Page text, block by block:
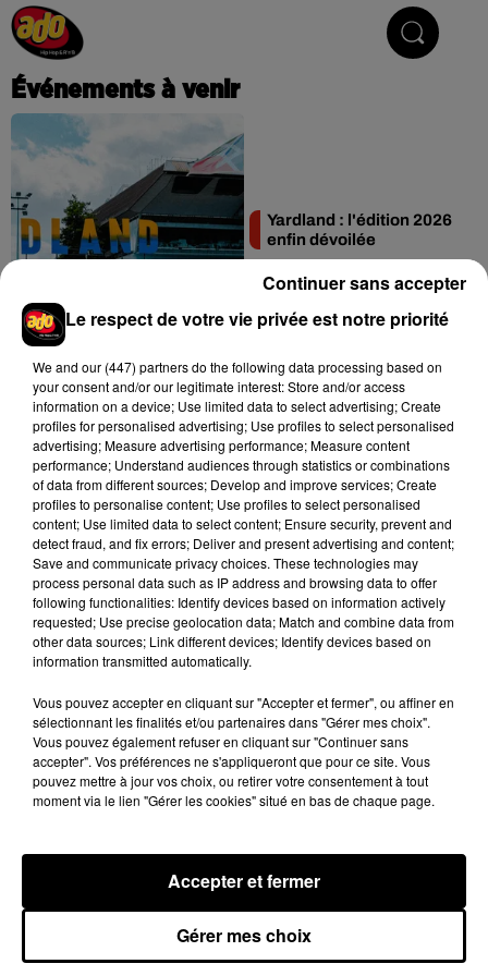
Événements à venir
Yardland : l'édition 2026
enfin dévoilée
Événements passés
CKay en concert au Bataclan ce 19
novembre avec Ado !
Hallnaywood
court-
+ D'ÉVÉNEMENTS PASSÉS
DesignOlivier
Le respect de votre vie privée est notre priorité
We and our (447) partnersdo the following data processing based on
your consent and/or our legitimate interest: Store and/or access
information on a device; Use limited data to select advertising; Create
profiles for personalised advertising; Use profiles to select personalised
advertising; Measure advertising performance; Measure content
performance; Understand audiences through statistics or combinations
of data from different sources; Develop and improve services; Create
profiles to personalise content; Use profiles to select personalised
content; Use limited data to select content; Ensure security, prevent and
detect fraud, and fix errors; Deliver and present advertising and content;
Save and communicate privacy choices. These technologies may
process personal data such as IP address and browsing data to offer
following functionalities: Identify devices based on information actively
requested; Use precise geolocation data; Match and combine data from
other data sources; Link different devices; Identify devices based on
information transmitted automatically.
Vous pouvez accepter en cliquant sur "Accepter et fermer", ou affiner en
sélectionnant les finalités et/ou partenaires dans "Gérer mes choix".
Vous pouvez également refuser en cliquant sur "Continuer sans
accepter". Vos préférences ne s'appliqueront que pour ce site. Vous
pouvez mettre à jour vos choix, ou retirer votre consentement à tout
moment via le lien "Gérer les cookies" situé en bas de chaque page.
Gérer mes choix
Accepter et fermer
Continuer sans accepter